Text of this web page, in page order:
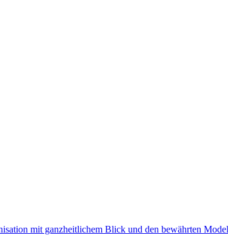
mit ganzheitlichem Blick und den bewährten